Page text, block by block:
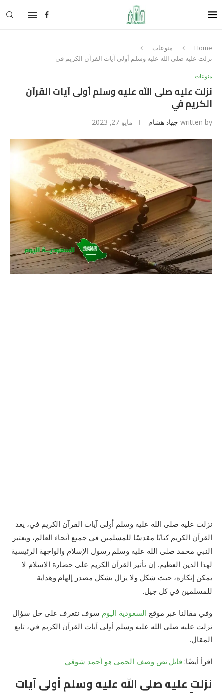
Home
منوعات
نزلت عليه صلى الله عليه وسلم أولى آيات القرآن الكريم في
منوعات
نزلت عليه صلى الله عليه وسلم أولى آيات القرآن
الكريم في
written by جهاد هشام مايو 27, 2023
نزلت عليه صلى الله عليه وسلم أولى آيات القرآن الكريم في، يعد
القرآن الكريم كتابًا مقدسًا للمسلمين في جميع أنحاء العالم، ويعتبر
النبي محمد صلى الله عليه وسلم رسول الإسلام والواجهة الرئيسية
لهذا الدين العظيم. إن تأثير القرآن الكريم على حضارة الإسلام لا
يمكن إنكاره، حيث شكل ولا يزال يشكل مصدر إلهام وهداية
للمسلمين في كل جيل.
وفي مقالنا عبر موقع السعودية اليوم سوف نتعرف على حل سؤال
نزلت عليه صلى الله عليه وسلم أولى آيات القرآن الكريم في، تابع
المقال.
اقرأ أيضًا: قائل نص وصف الحمى هو أحمد شوقي
نزلت عليه صلى الله عليه وسلم أولى آيات